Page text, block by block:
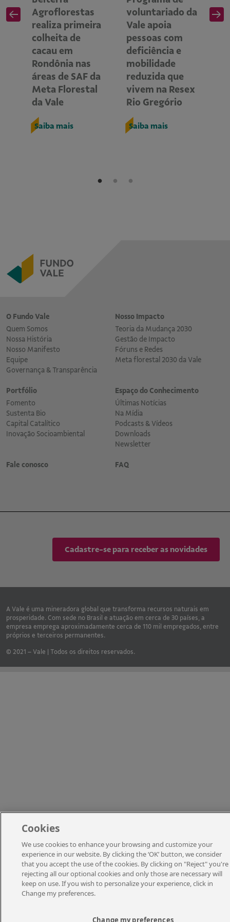
Agroflorestas
realiza primeira
colheita de
cacau em
Rondônia nas
áreas de SAF da
Meta Florestal
da Vale
Saiba mais
voluntariado da
Vale apoia
pessoas com
deficiência e
mobilidade
reduzida que
vivem na Resex
Rio Gregório
Saiba mais
O Fundo Vale
Quem Somos
Nossa História
Nosso Manifesto
Equipe
Governança & Transparência
Nosso Impacto
Teoria da Mudança 2030
Gestão de Impacto
Fóruns e Redes
Meta florestal 2030 da Vale
Portfólio
Fomento
Sustenta Bio
Capital Catalítico
Inovação Socioambiental
Espaço do Conhecimento
Últimas Notícias
Na Mídia
Podcasts & Vídeos
Downloads
Newsletter
Fale conosco FAQ
Cadastre-se para receber as novidades
© 2021 – Vale | Todos os direitos reservados.
A Vale é uma mineradora global que transforma recursos naturais em
prosperidade. Com sede no Brasil e atuação em cerca de 30 países, a
empresa emprega aproximadamente cerca de 110 mil empregados, entre
próprios e terceiros permanentes.
Cookies
We use cookies to enhance your browsing and customize your
experience in our website. By clicking the ‘OK’ button, we consider
that you accept the use of the cookies. By clicking on "Reject" you're
rejecting all our optional cookies and only those are necessary will
keep on use. If you wish to personalize your experience, click in
Change my preferences.
Change my preferences